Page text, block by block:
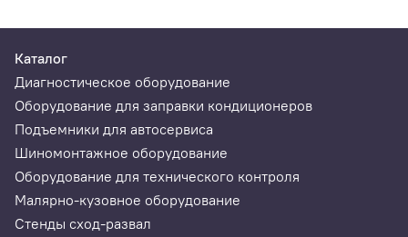
Каталог
Диагностическое оборудование
Оборудование для заправки кондиционеров
Подъемники для автосервиса
Шиномонтажное оборудование
Оборудование для технического контроля
Малярно-кузовное оборудование
Стенды сход-развал